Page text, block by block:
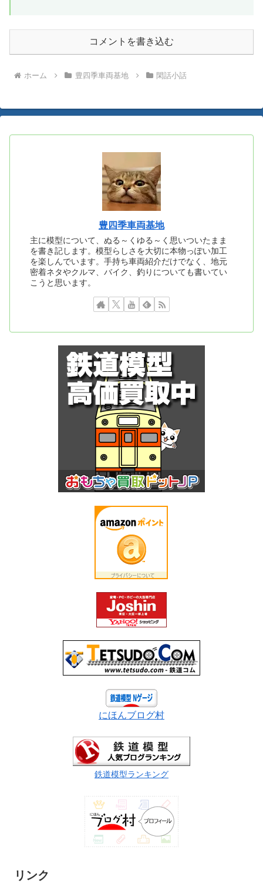
コメントを書き込む
ホーム 豊四季車両基地 閑話小話
豊四季車両基地
主に模型について、ぬる～くゆる～く思いついたまま
を書き記します。模型らしさを大切に本物っぽい加工
を楽しんでいます。手持ち車両紹介だけでなく、地元
密着ネタやクルマ、バイク、釣りについても書いてい
こうと思います。
にほんブログ村
鉄道模型ランキング
リンク